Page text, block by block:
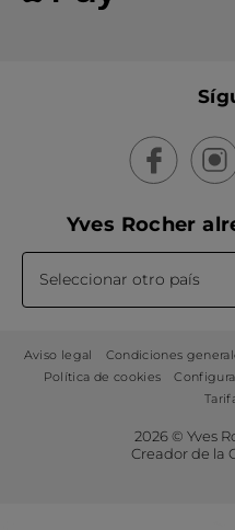
Yves Rocher
Seleccionar otro país
Aviso legal Condiciones
Política de cookies
2026 © Yves
Creador de la